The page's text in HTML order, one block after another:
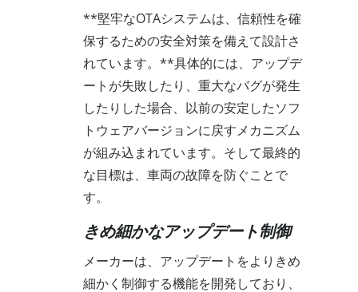
**堅牢なOTAシステムは、信頼性を確
保するための安全対策を備えて設計さ
れています。**具体的には、アップデ
ートが失敗したり、重大なバグが発生
したりした場合、以前の安定したソフ
トウェアバージョンに戻すメカニズム
が組み込まれています。そして最終的
な目標は、車両の故障を防ぐことで
す。
きめ細かなアップデート制御
メーカーは、アップデートをよりきめ
細かく制御する機能を開発しており、